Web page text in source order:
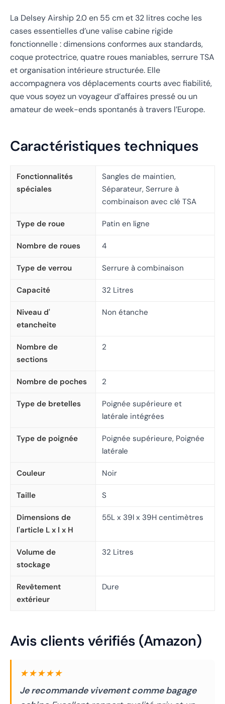
La Delsey Airship 2.0 en 55 cm et 32 litres coche les
cases essentielles d’une valise cabine rigide
fonctionnelle : dimensions conformes aux standards,
coque protectrice, quatre roues maniables, serrure TSA
et organisation intérieure structurée. Elle
accompagnera vos déplacements courts avec fiabilité,
que vous soyez un voyageur d’affaires pressé ou un
amateur de week-ends spontanés à travers l’Europe.
Caractéristiques techniques
Fonctionnalités
spéciales
Sangles de maintien,
Séparateur, Serrure à
combinaison avec clé TSA
Type de roue Patin en ligne
Nombre de roues 4
Type de verrou Serrure à combinaison
Capacité 32 Litres
Niveau d'
etancheite
Non étanche
Nombre de
sections
2
Nombre de poches 2
Type de bretelles
Poignée supérieure et
latérale intégrées
Type de poignée
Poignée supérieure, Poignée
latérale
Couleur Noir
Taille S
Dimensions de
l'article L x l x H
55L x 39l x 39H centimètres
Volume de
stockage
32 Litres
Revêtement
extérieur
Dure
Avis clients vérifiés (Amazon)
★★★★★
Je recommande vivement comme bagage